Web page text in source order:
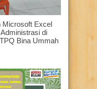
Microsoft Excel
di
Bina Ummah